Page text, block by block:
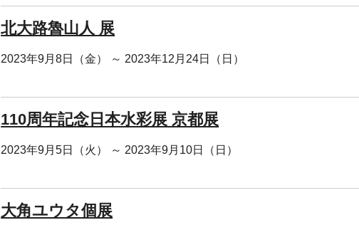
北大路魯山人 展
2023年9月8日（金） ～ 2023年12月24日（日）
110周年記念日本水彩展 京都展
2023年9月5日（火） ～ 2023年9月10日（日）
大角ユウタ個展